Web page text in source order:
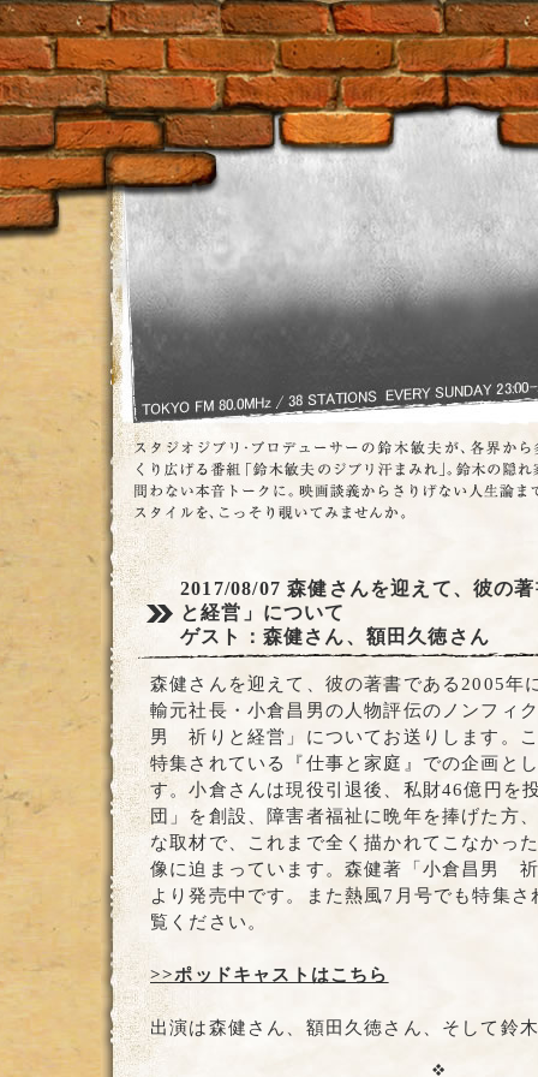
2017/08/07森健さんを迎えて、彼の
と経営」について
ゲスト：森健さん、額田久徳さん
森健さんを迎えて、彼の著書である2005年
輸元社長・小倉昌男の人物評伝のノンフィ
男 祈りと経営」についてお送りします。
特集されている『仕事と家庭』での企画と
す。小倉さんは現役引退後、私財46億円を
団」を創設、障害者福祉に晩年を捧げた方
な取材で、これまで全く描かれてこなかっ
像に迫まっています。森健著「小倉昌男
より発売中です。また熱風7月号でも特集
覧ください。
>>ポッドキャストはこちら
出演は森健さん、額田久徳さん、そして鈴